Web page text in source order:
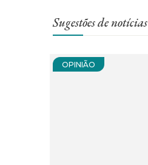
Sugestões de notícias
OPINIÃO